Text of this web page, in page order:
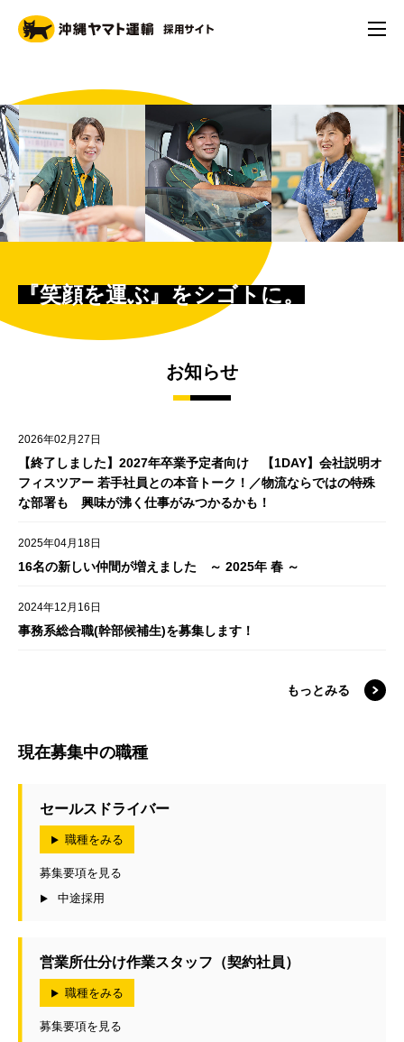
『笑顔を運ぶ』をシゴトに。
お知らせ
2026年02月27日
【終了しました】2027年卒業予定者向け 【1DAY】会社説明オ
フィスツアー 若手社員との本音トーク！／物流ならではの特殊
な部署も 興味が沸く仕事がみつかるかも！
2025年04月18日
16名の新しい仲間が増えました ～ 2025年 春 ～
2024年12月16日
事務系総合職(幹部候補生)を募集します！
もっとみる
現在募集中の職種
セールスドライバー
職種をみる
募集要項を見る
中途採用
営業所仕分け作業スタッフ（契約社員）
職種をみる
募集要項を見る